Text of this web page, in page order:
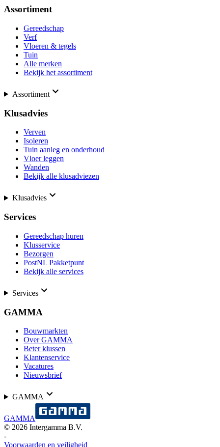
Assortiment
Gereedschap
Verf
Vloeren & tegels
Tuin
Alle merken
Bekijk het assortiment
Assortiment
Klusadvies
Verven
Isoleren
Tuin aanleg en onderhoud
Vloer leggen
Wanden
Bekijk alle klusadviezen
Klusadvies
Services
Gereedschap huren
Klusservice
Bezorgen
PostNL Pakketpunt
Bekijk alle services
Services
GAMMA
Bouwmarkten
Over GAMMA
Beter klussen
Klantenservice
Vacatures
Nieuwsbrief
GAMMA
GAMMA
© 2026 Intergamma B.V.
-
Voorwaarden en veiligheid